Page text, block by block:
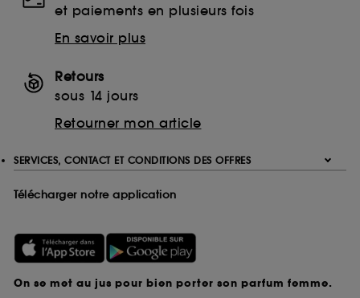
et paiements en plusieurs fois
En savoir plus
Retours
sous 14 jours
Retourner mon article
SERVICES, CONTACT ET CONDITIONS DES OFFRES
Télécharger notre application
On se met au jus pour bien porter son parfum femme.